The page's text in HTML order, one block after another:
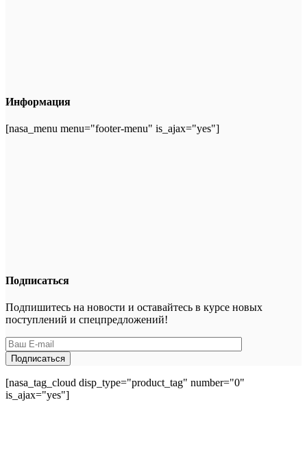
Информация
[nasa_menu menu="footer-menu" is_ajax="yes"]
Подписаться
Подпишитесь на новости и оставайтесь в курсе новых
поступлений и спецпредложений!
[nasa_tag_cloud disp_type="product_tag" number="0"
is_ajax="yes"]